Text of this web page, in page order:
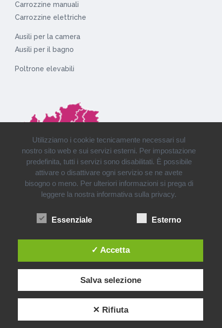
Carrozzine manuali
Carrozzine elettriche
Ausili per la camera
Ausili per il bagno
Poltrone elevabili
Installazioni e consegne in tutto il Nord Italia
Utilizziamo i cookie tecnicamente necessari sul
nostro sito web e sui servizi esterni. Per impostazione
predefinita, tutti i servizi sono disabilitati. È possibile
attivare o disattivare ogni servizio se ne avete
bisogno o meno. Per ulteriori informazioni si prega di
leggere la nostra informativa sulla privacy.
Essenziale Esterno
✓ Accetta
Salva selezione
✕ Rifiuta